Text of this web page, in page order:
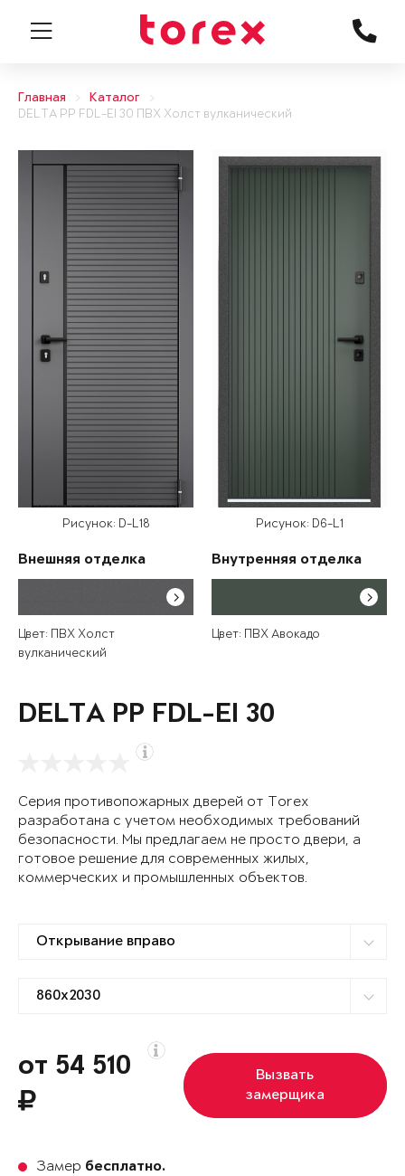
Главная
Каталог
DELTA PP FDL-EI 30 ПВХ Холст вулканический
Рисунок: D-L18
Внешняя отделка
Цвет: ПВХ Холст
вулканический
Рисунок: D6-L1
Внутренняя отделка
Цвет: ПВХ Авокадо
DELTA PP FDL-EI 30
Серия противопожарных дверей от Torex
разработана с учетом необходимых требований
безопасности. Мы предлагаем не просто двери, а
готовое решение для современных жилых,
коммерческих и промышленных объектов.
от 54 510
Вызвать
замерщика
Замер бесплатно.